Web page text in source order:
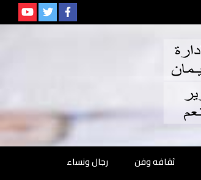
ثقافه وفن
رجال ونساء